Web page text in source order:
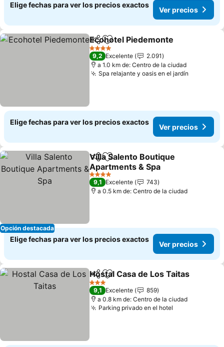
Elige fechas para ver los precios exactos
Ver precios
CompartirAgregar a favoritos
Ecohotel Piedemonte
4 Estrellas
9,2 Excelente
2.091
a 1.0 km de: Centro de la ciudad
Spa relajante y oasis en el jardín
Elige fechas para ver los precios exactos
Ver precios
Opción destacada
CompartirAgregar a favoritos
Villa Salento Boutique
Apartments & Spa
Ver precios
4 Estrellas
9,1 Excelente
743
a 0.5 km de: Centro de la ciudad
Elige fechas para ver los precios exactos
Ver precios
CompartirAgregar a favoritos
Hostal Casa de Los Taitas
3 Estrellas
9,1 Excelente
859
a 0.8 km de: Centro de la ciudad
Parking privado en el hotel